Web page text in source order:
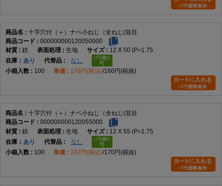
的な規格番号の記載がありません。そのため特定規格への適合は断定でき
よくある質問（FAQ）
Q1. この商品は何ですか。
A1. 十字穴付きのなべ頭を採用した全ねじタイプの小ねじです。
A2. 軸部全体にねじ山が加工された形状です。
Q3. なべ頭の特徴は何ですか。
A3. 丸みのある頭部形状で、幅広い締結用途に使用されます。
十字穴付（＋）ナベ小ねじ（全ねじ(並目
000000000120050000
鉄
生地
12 X 50 (P=1.75
在庫
あり
なし
100
176円(税込) 160円(税抜)
十字穴付（＋）ナベ小ねじ（全ねじ(並目
000000000120055000
鉄
生地
12 X 55 (P=1.75
在庫
あり
なし
100
187円(税込) 170円(税抜)